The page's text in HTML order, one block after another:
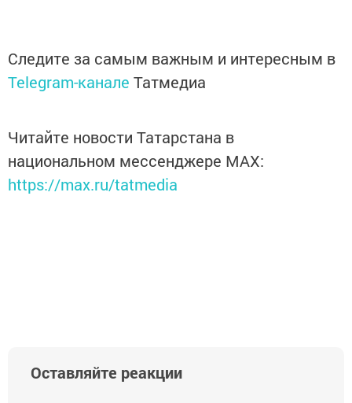
Следите за самым важным и интересным в
Telegram-канале Татмедиа
Читайте новости Татарстана в
национальном мессенджере MАХ:
https://max.ru/tatmedia
Оставляйте реакции